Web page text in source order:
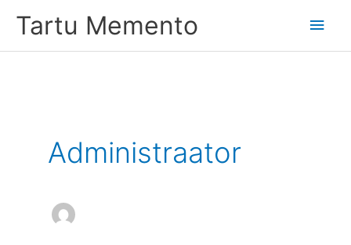
Tartu Memento
Main
Administraator